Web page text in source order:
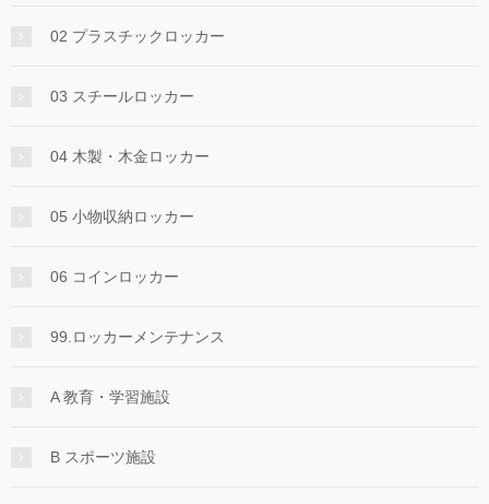
02 プラスチックロッカー
03 スチールロッカー
04 木製・木金ロッカー
05 小物収納ロッカー
06 コインロッカー
99.ロッカーメンテナンス
A 教育・学習施設
B スポーツ施設